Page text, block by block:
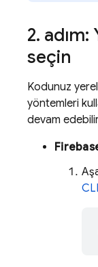
2. adım:
seçin
Kodunuz
yöntemleri
devam
CLI